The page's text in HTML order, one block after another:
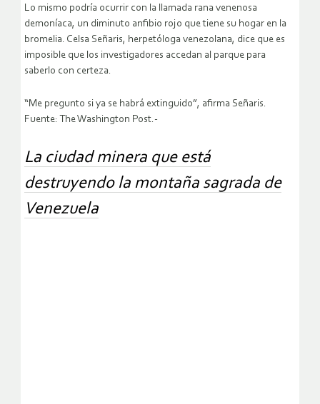
Lo mismo podría ocurrir con la llamada rana venenosa
demoníaca, un diminuto anfibio rojo que tiene su hogar en la
bromelia. Celsa Señaris, herpetóloga venezolana, dice que es
imposible que los investigadores accedan al parque para
saberlo con certeza.
“Me pregunto si ya se habrá extinguido”, afirma Señaris.
Fuente: The Washington Post.-
La ciudad minera que está
destruyendo la montaña sagrada de
Venezuela